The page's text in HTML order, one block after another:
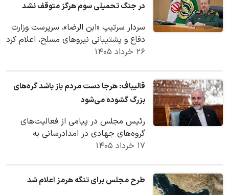
در جنگ تحمیلی سوم هرگز متوقف نشد
سردار سرتیپ «ابن الرضا»، سرپرست وزارت
دفاع و پشتیبانی نیروهای مسلح، اعلام کرد
که در جریان جنگ تحمیلی سوم، تولید
۲۶ خرداد ۱۴۰۵
قالیباف: هرجا دست مردم باز باشد گره‌های
بزرگ گشوده می‌شود
رئیس مجلس در پیامی از فعالیت‌های
گروه‌های جهادی در امدادرسانی به
شهروندان تقدیر کرد.
۱۷ خرداد ۱۴۰۵
طرح مجلس برای تنگه هرمز اعلام شد